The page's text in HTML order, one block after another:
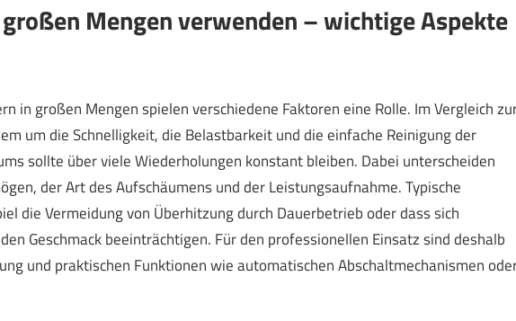
Mengen verwenden – wichtige Aspekte
in großen Mengen spielen verschiedene Faktoren eine Rolle. Im Vergleich
um die Schnelligkeit, die Belastbarkeit und die einfache Reinigung der
sollte über viele Wiederholungen konstant bleiben. Dabei unterscheiden
der Art des Aufschäumens und der Leistungsaufnahme. Typische
die Vermeidung von Überhitzung durch Dauerbetrieb oder dass sich
Geschmack beeinträchtigen. Für den professionellen Einsatz sind deshalb
und praktischen Funktionen wie automatischen Abschaltmechanismen